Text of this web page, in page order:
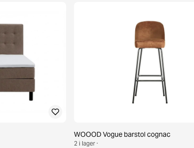
WOOOD Vogue barstol cognac
2 i lager ·